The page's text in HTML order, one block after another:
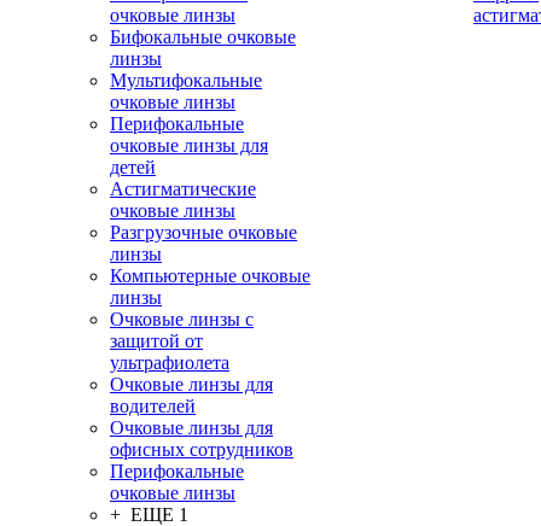
очковые линзы
Бифокальные очковые
линзы
Мультифокальные
очковые линзы
Перифокальные
очковые линзы для
детей
Астигматические
очковые линзы
Разгрузочные очковые
линзы
Компьютерные очковые
линзы
Очковые линзы с
защитой от
ультрафиолета
Очковые линзы для
водителей
Очковые линзы для
офисных сотрудников
Перифокальные
очковые линзы
+ ЕЩЕ 1